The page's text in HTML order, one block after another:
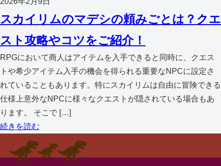
スカイリムのマデシの頼みごとは？クエ
スト攻略やコツをご紹介！
RPGにおいて商人はアイテムを入手できると同時に、クエス
トや希少アイテム入手の機会を得られる重要なNPCに設定さ
れていることもあります。特にスカイリムは自由に冒険できる
仕様上意外なNPCに様々なクエストが隠されている場合もあ
ります。 そこで […]
続きを読む